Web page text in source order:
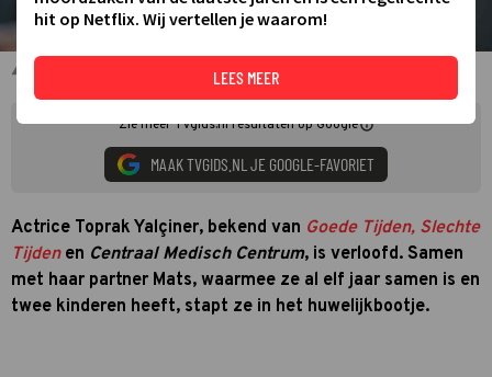
Toprak Yalçiner op de rode loper.
Zie meer TVgids.nl resultaten op Google
MAAK TVGIDS.NL JE GOOGLE-FAVORIET
Actrice Toprak Yalçiner, bekend van Goede Tijden, Slechte
Tijdenen Centraal Medisch Centrum, is verloofd. Samen
met haar partner Mats, waarmee ze al elf jaar samen is en
twee kinderen heeft, stapt ze in het huwelijkbootje.
hit op Netflix. Wij vertellen je waarom!
LEES MEER